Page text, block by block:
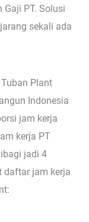
PT. Solusi
sekali ada
Plant
Indonesia
jam kerja
kerja PT
jadi 4
daftar jam kerja